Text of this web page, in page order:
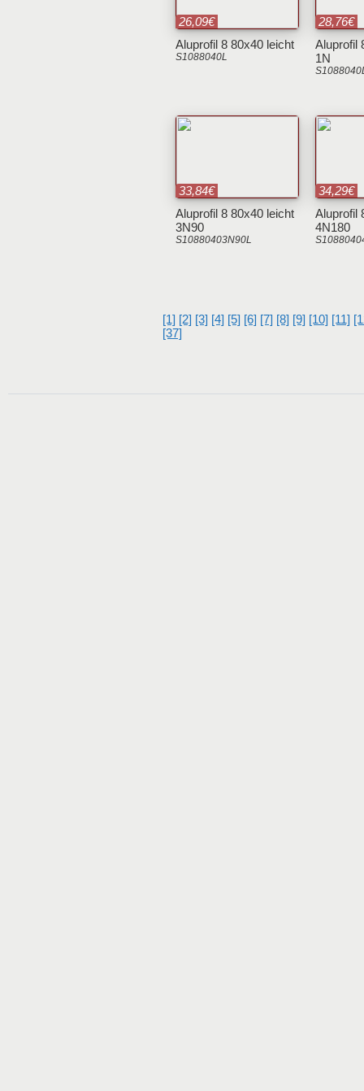
Aluprofil 8 80x40 leicht
S1088040L
26,09€
Aluprofil
1N
28,76€
Aluprofil 8 80x40 leicht
3N90
S10880403N90L
33,84€
Aluprofil
4N180
34,29€
[1] [2] [3] [4] [5] [6] [7] [8] [9] [10] [11]
[37]